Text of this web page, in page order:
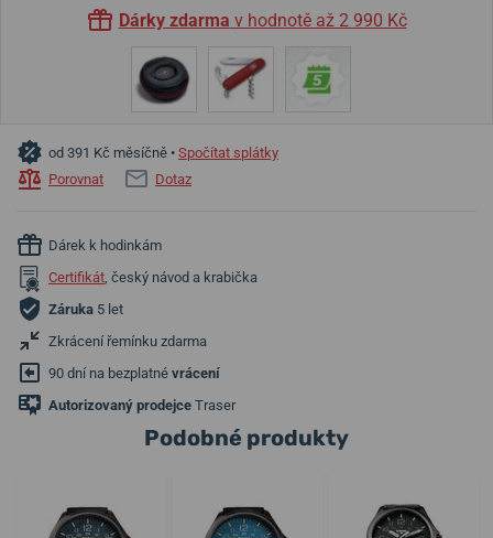
Dárky zdarma v hodnotě až 2 990 Kč
od 391 Kč měsíčně • Spočítat splátky
Porovnat
Dotaz
Dárek k hodinkám
Certifikát, český návod a krabička
Záruka 5 let
Zkrácení řemínku zdarma
90 dní na bezplatné vrácení
Autorizovaný prodejce Traser
Podobné produkty